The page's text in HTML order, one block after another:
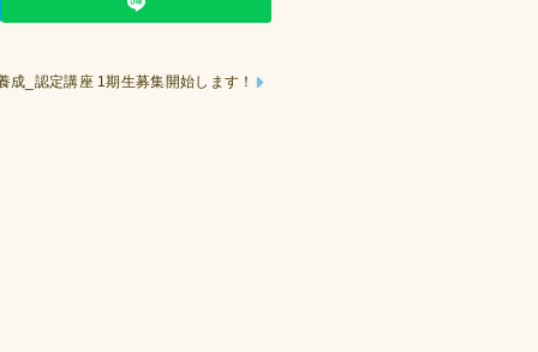
成_認定講座 1期⽣募集開始します！